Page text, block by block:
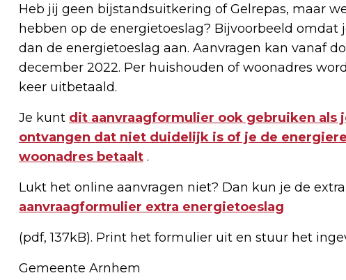
Heb jij geen bijstandsuitkering of Gelrepas, maar
hebben op de energietoeslag? Bijvoorbeeld
dan de energietoeslag aan. Aanvragen kan vanaf
december 2022. Per huishouden of woonadres
keer uitbetaald.
Je kunt dit aanvraagformulier ook gebruiken als
ontvangen dat niet duidelijk is of je de
woonadres betaalt .
Lukt het online aanvragen niet? Dan kun je de
aanvraagformulier extra energietoeslag
(pdf, 137kB). Print het formulier uit en stuur het
Gemeente Arnhem